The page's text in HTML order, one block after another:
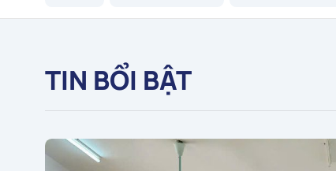
TIN BỔI BẬT